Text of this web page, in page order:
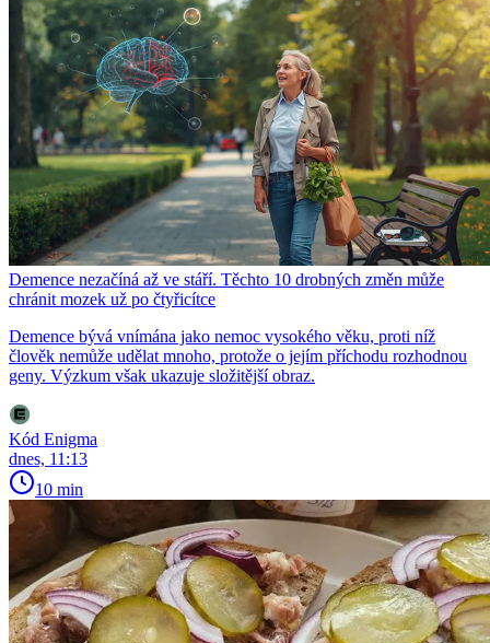
Demence nezačíná až ve stáří. Těchto 10 drobných změn může
chránit mozek už po čtyřicítce
Demence bývá vnímána jako nemoc vysokého věku, proti níž
člověk nemůže udělat mnoho, protože o jejím příchodu rozhodnou
geny. Výzkum však ukazuje složitější obraz.
Kód Enigma
dnes, 11:13
10 min